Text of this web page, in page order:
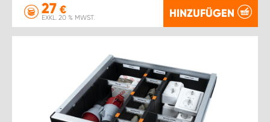
27 €
EXKL. 20 % MWST. HINZUFÜGEN